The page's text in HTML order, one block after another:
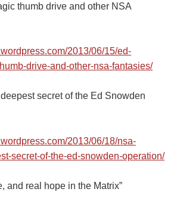
thumb drive and other NSA
2013/06/15/ed-
drive-and-other-nsa-fantasies/
secret of the Ed Snowden
2013/06/18/nsa-
secret-of-the-ed-snowden-operation/
and real hope in the Matrix”